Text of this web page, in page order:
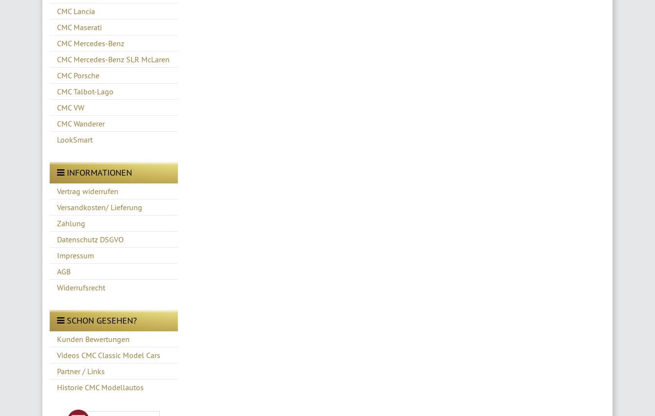
CMC Lancia
CMC Maserati
CMC Mercedes-Benz
CMC Mercedes-Benz SLR McLaren
CMC Porsche
CMC Talbot-Lago
CMC VW
CMC Wanderer
LookSmart
INFORMATIONEN
Vertrag widerrufen
Versandkosten/ Lieferung
Zahlung
Datenschutz DSGVO
Impressum
AGB
Widerrufsrecht
SCHON GESEHEN?
Kunden Bewertungen
Videos CMC Classic Model Cars
Partner / Links
Historie CMC Modellautos